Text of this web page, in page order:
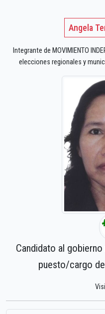
Angela
Integrante de MOVIMIENTO
elecciones regionales y
Candidato al
puesto/cargo